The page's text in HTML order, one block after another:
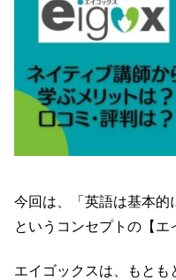
今回は、「英語は基本的
というコンセプトの【エ
エイゴックスは、もとも